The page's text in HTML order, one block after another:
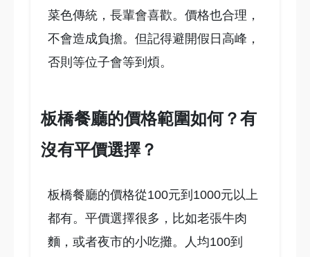
菜色傳統，長輩會喜歡。價格也合理，
不會造成負擔。但記得避開假日高峰，
否則等位子會等到煩。
板橋餐廳的價格範圍如何？有
沒有平價選擇？
板橋餐廳的價格從100元到1000元以上
都有。平價選擇很多，比如老張牛肉
麵，或者夜市的小吃攤。人均100到